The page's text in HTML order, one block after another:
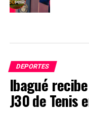
DEPORTES
Ibagué
J30 de Tenis